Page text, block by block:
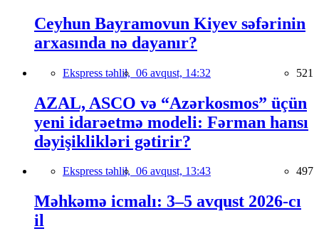
Ceyhun Bayramovun Kiyev səfərinin
arxasında nə dayanır?
Ekspress təhlil, 06 avqust, 14:32 521
AZAL, ASCO və “Azərkosmos” üçün
yeni idarəetmə modeli: Fərman hansı
dəyişiklikləri gətirir?
Ekspress təhlil, 06 avqust, 13:43 497
Məhkəmə icmalı: 3–5 avqust 2026-cı
il